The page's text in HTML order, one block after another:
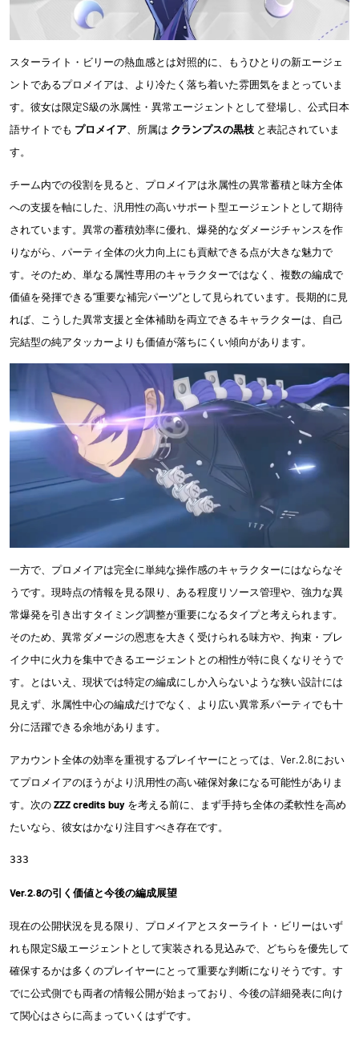
スターライト・ビリーの熱血感とは対照的に、もうひとりの新エージェ
ントであるプロメイアは、より冷たく落ち着いた雰囲気をまとっていま
す。彼女は限定S級の氷属性・異常エージェントとして登場し、公式日本
語サイトでも プロメイア 、所属は クランプスの黒枝 と表記されていま
す。
チーム内での役割を見ると、プロメイアは氷属性の異常蓄積と味方全体
への支援を軸にした、汎用性の高いサポート型エージェントとして期待
されています。異常の蓄積効率に優れ、爆発的なダメージチャンスを作
りながら、パーティ全体の火力向上にも貢献できる点が大きな魅力で
す。そのため、単なる属性専用のキャラクターではなく、複数の編成で
価値を発揮できる“重要な補完パーツ”として見られています。長期的に見
れば、こうした異常支援と全体補助を両立できるキャラクターは、自己
完結型の純アタッカーよりも価値が落ちにくい傾向があります。
一方で、プロメイアは完全に単純な操作感のキャラクターにはならなそ
うです。現時点の情報を見る限り、ある程度リソース管理や、強力な異
常爆発を引き出すタイミング調整が重要になるタイプと考えられます。
そのため、異常ダメージの恩恵を大きく受けられる味方や、拘束・ブレ
イク中に火力を集中できるエージェントとの相性が特に良くなりそうで
す。とはいえ、現状では特定の編成にしか入らないような狭い設計には
見えず、氷属性中心の編成だけでなく、より広い異常系パーティでも十
分に活躍できる余地があります。
アカウント全体の効率を重視するプレイヤーにとっては、Ver.2.8におい
てプロメイアのほうがより汎用性の高い確保対象になる可能性がありま
す。次のZZZ credits buy を考える前に、まず手持ち全体の柔軟性を高め
たいなら、彼女はかなり注目すべき存在です。
333
Ver.2.8の引く価値と今後の編成展望
現在の公開状況を見る限り、プロメイアとスターライト・ビリーはいず
れも限定S級エージェントとして実装される見込みで、どちらを優先して
確保するかは多くのプレイヤーにとって重要な判断になりそうです。す
でに公式側でも両者の情報公開が始まっており、今後の詳細発表に向け
て関心はさらに高まっていくはずです。